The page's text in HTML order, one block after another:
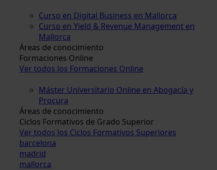
Curso en Digital Business en Mallorca
Curso en Yield & Revenue Management en
Mallorca
Áreas de conocimiento
Formaciones Online
Ver todos los Formaciones Online
Máster Universitario Online en Abogacía y
Procura
Áreas de conocimiento
Ciclos Formativos de Grado Superior
Ver todos los Ciclos Formativos Superiores
barcelona
madrid
mallorca